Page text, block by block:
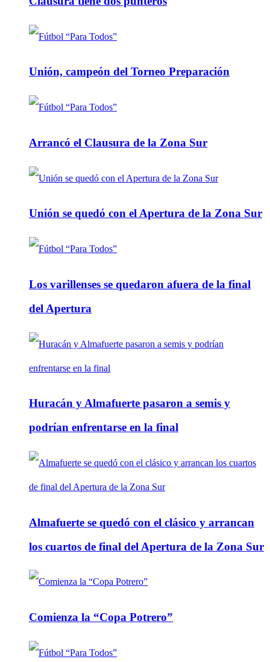
Unión, campeón del Torneo Preparación
Arrancó el Clausura de la Zona Sur
Unión se quedó con el Apertura de la Zona Sur
Los varillenses se quedaron afuera de la final
del Apertura
Huracán y Almafuerte pasaron a semis y
podrían enfrentarse en la final
Almafuerte se quedó con el clásico y arrancan
los cuartos de final del Apertura de la Zona Sur
Comienza la “Copa Potrero”